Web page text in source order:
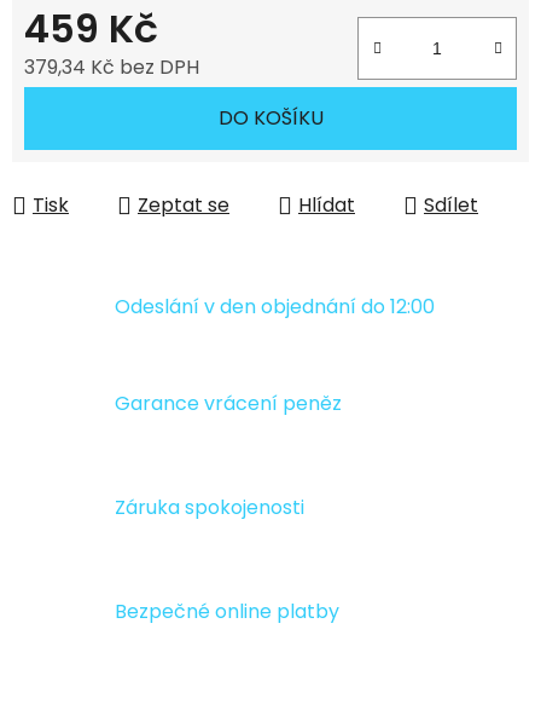
459 Kč
379,34 Kč bez DPH
DO KOŠÍKU
Tisk Zeptat se Hlídat Sdílet
Odeslání v den objednání do 12:00
Garance vrácení peněz
Záruka spokojenosti
Bezpečné online platby